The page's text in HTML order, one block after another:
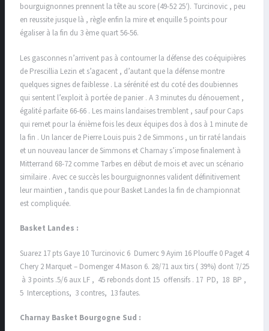
bourguignonnes prennent la tête au score (49-52 25′). Turcinovic , peu
en reussite jusque là , règle enfin la mire et enquille 5 points pour
égaliser à la fin du 3 ème quart 56-56.
Les gasconnes n’arrivent pas à contourner la défense des coéquipières
de Prescillia Lezin et s’agacent , d’autant que la défense montre
quelques signes de faiblesse . La sérénité est du coté des doubiennes
qui sentent l’exploit à portée de panier . A 3 minutes du dénouement ,
égalité parfaite 66-66 . Les mains landaises tremblent , sauf pour Caps
qui remet pour la énième fois les deux équipes dos à dos à 1 minute de
la fin . Un lancer de Pierre Louis puis 2 de Simmons , un tir raté landais
et un nouveau lancer de Simmons et Charnay s’impose finalement à
Mitterrand 68-72 comme Tarbes en début de mois et avec un scénario
similaire . Avec ce succès les bourguignonnes valident définitivement
leur maintien , tandis que pour Basket Landes la fin de championnat
est compliquée.
Basket Landes :
Suarez 17 pts Gaye 10 Turcinovic 6 Dumerc 9 Ayim 16 Plouffe 0 Paget 4
Chery 2 Marquet – Domenger 4 Mason 6. 28/71 aux tirs ( 39%) dont 7/25
à 3 points .5/6 aux LF , 45 rebonds dont 15 offensifs . 17 PD, 18 BP ,
5 Interceptions, 3 contres, 13 fautes.
Charnay Basket Bourgogne Sud :